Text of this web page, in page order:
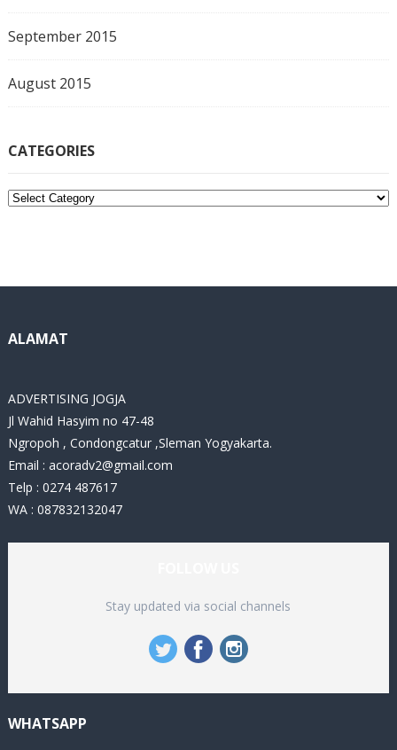
September 2015
August 2015
CATEGORIES
C
i
ALAMAT
ADVERTISING JOGJA
Jl Wahid Hasyim no 47-48
Ngropoh , Condongcatur ,Sleman Yogyakarta.
Email : acoradv2@gmail.com
Telp : 0274 487617
WA : 087832132047
Stay updated via social channels
WHATSAPP